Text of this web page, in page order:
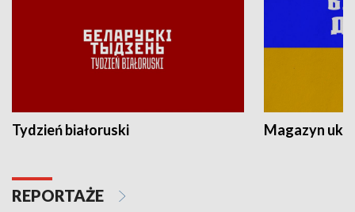
Tydzień białoruski Magazyn
REPORTAŻE